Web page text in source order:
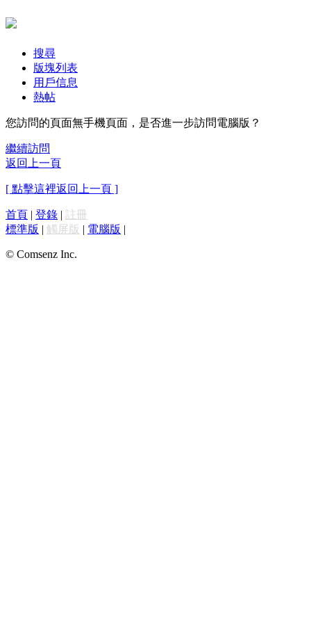
搜尋
版塊列表
用戶信息
熱帖
您訪問的頁面無手機頁面，是否進一步訪問電腦版？
繼續訪問
返回上一頁
[ 點擊這裡返回上一頁 ]
首頁 | 登錄 | 註冊
標準版 | 觸屏版 | 電腦版 |
© Comsenz Inc.